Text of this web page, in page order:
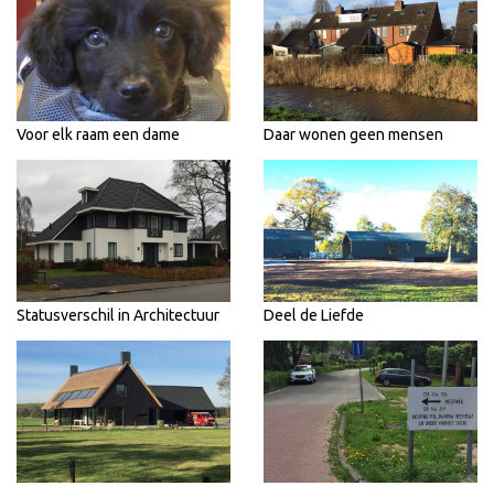
Voor elk raam een dame Daar wonen geen mensen
Statusverschil in Architectuur Deel de Liefde